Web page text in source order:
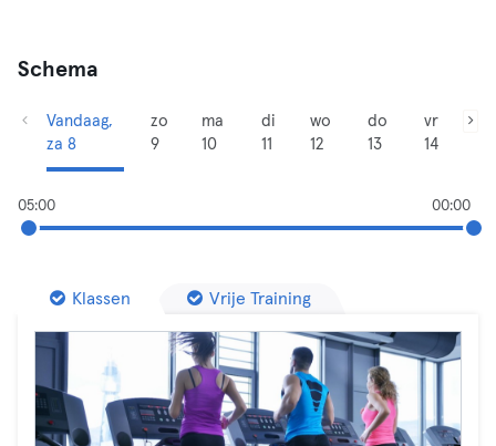
Schema
Vandaag,
za 8
zo
9
ma
10
di
11
wo
12
do
13
vr
14
05:00 00:00
Klassen Vrije Training